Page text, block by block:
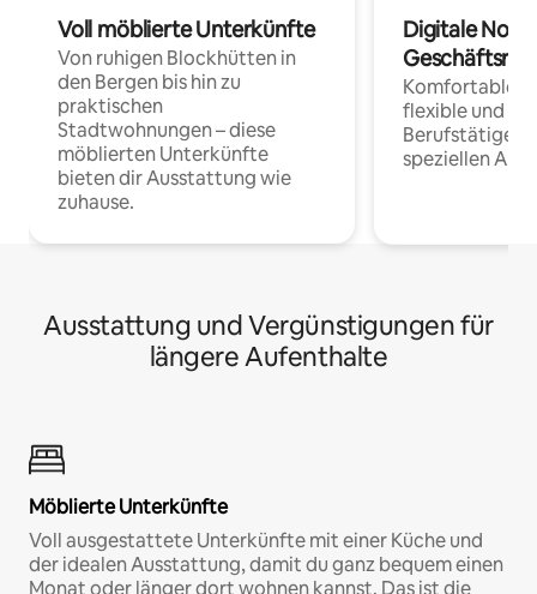
Voll möblierte Unterkünfte
Von ruhigen Blockhütten in
den Bergen bis hin zu
praktischen
Stadtwohnungen – diese
möblierten Unterkünfte
bieten dir Ausstattung wie
zuhause.
Digitale
Komfortable
flexible und
Berufstätige
speziellen
Ausstattung und Vergünstigungen für
längere Aufenthalte
Möblierte Unterkünfte
Voll ausgestattete Unterkünfte mit einer Küche und
der idealen Ausstattung, damit du ganz bequem einen